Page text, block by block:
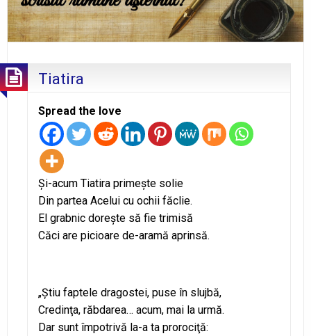
Tiatira
Spread the love
Şi-acum Tiatira primeşte solie
Din partea Acelui cu ochii făclie.
El grabnic doreşte să fie trimisă
Căci are picioare de-aramă aprinsă.
„Ştiu faptele dragostei, puse în slujbă,
Credinţa, răbdarea… acum, mai la urmă.
Dar sunt împotrivă la-a ta prorociţă: